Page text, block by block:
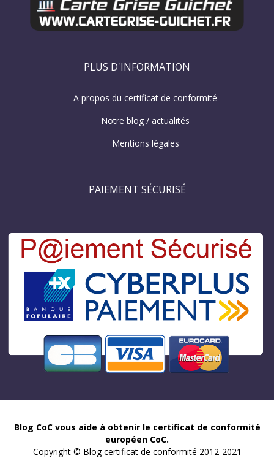
PLUS D'INFORMATION
A propos du certificat de conformité
Notre blog / actualités
Mentions légales
PAIEMENT SÉCURISÉ
Blog CoC vous aide à obtenir le certificat de conformité
européen CoC.
Copyright © Blog certificat de conformité 2012-2021